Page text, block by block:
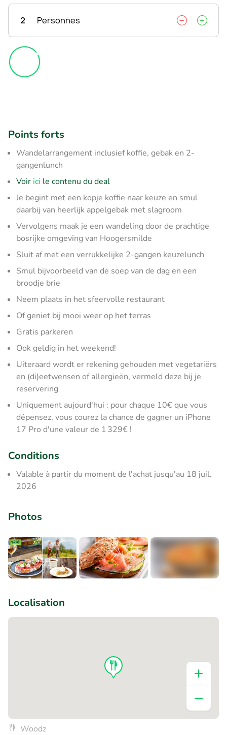
2 Personnes
Points forts
Wandelarrangement inclusief koffie, gebak en 2-
gangenlunch
Voir ici le contenu du deal
Je begint met een kopje koffie naar keuze en smul
daarbij van heerlijk appelgebak met slagroom
Vervolgens maak je een wandeling door de prachtige
bosrijke omgeving van Hoogersmilde
Sluit af met een verrukkelijke 2-gangen keuzelunch
Smul bijvoorbeeld van de soep van de dag en een
broodje brie
Neem plaats in het sfeervolle restaurant
Of geniet bij mooi weer op het terras
Gratis parkeren
Ook geldig in het weekend!
Uiteraard wordt er rekening gehouden met vegetariërs
en (di)eetwensen of allergieën, vermeld deze bij je
reservering
Uniquement aujourd'hui : pour chaque 10€ que vous
dépensez, vous courez la chance de gagner un iPhone
17 Pro d'une valeur de 1 329€ !
Conditions
Valable à partir du moment de l'achat jusqu'au 18 juil.
2026
Photos
Localisation
Woodz